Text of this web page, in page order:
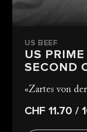
US BEEF
US
SECOND
Zartes von
CHF 11.70/